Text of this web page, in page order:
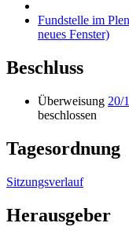
Fundstelle im
neues Fenster)
Beschluss
Überweisung 20/
beschlossen
Tagesordnung
Sitzungsverlauf
Herausgeber